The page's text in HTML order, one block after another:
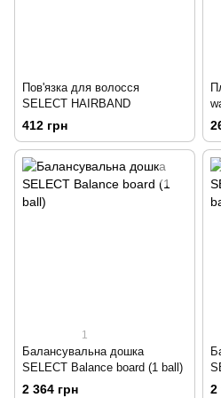
Пов'язка для волосся
SELECT HAIRBAND
412 грн
1
Балансувальна дошка
SELECT Balance board (1 ball)
2 364 грн 2